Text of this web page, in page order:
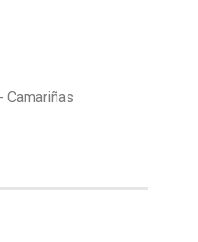
Camariñas